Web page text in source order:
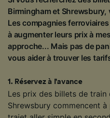
Birmingham et
Les compagnies
à augmenter leurs prix à
approche... Mais pas de
vous aider à trouver les
1. Réservez à l'avance
Les prix des billets de train
Shrewsbury commencent